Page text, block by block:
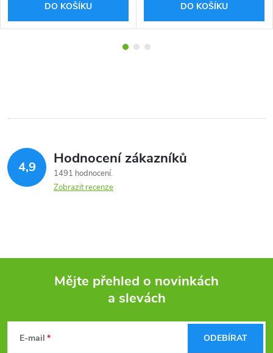
DO KOŠÍKU DO KOŠÍKU
4,9 Hodnocení zákazníků
1491 hodnocení
Zobrazit recenze
Mějte přehled o novinkách
a slevách
E-mail ODEBÍRAT